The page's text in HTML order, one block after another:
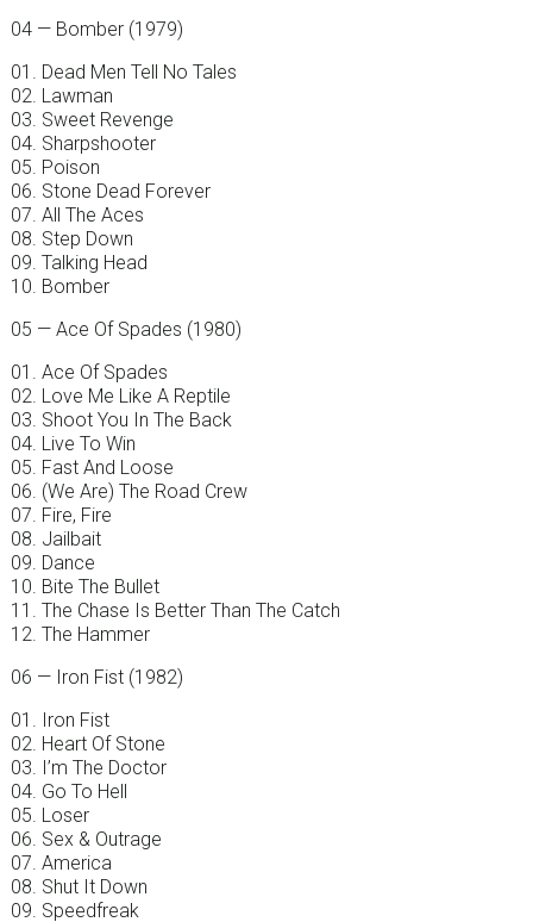
04 — Bomber (1979)
01. Dead Men Tell No Tales
02. Lawman
03. Sweet Revenge
04. Sharpshooter
05. Poison
06. Stone Dead Forever
07. All The Aces
08. Step Down
09. Talking Head
10. Bomber
05 — Ace Of Spades (1980)
01. Ace Of Spades
02. Love Me Like A Reptile
03. Shoot You In The Back
04. Live To Win
05. Fast And Loose
06. (We Are) The Road Crew
07. Fire, Fire
08. Jailbait
09. Dance
10. Bite The Bullet
11. The Chase Is Better Than The Catch
12. The Hammer
06 — Iron Fist (1982)
01. Iron Fist
02. Heart Of Stone
03. I’m The Doctor
04. Go To Hell
05. Loser
06. Sex & Outrage
07. America
08. Shut It Down
09. Speedfreak